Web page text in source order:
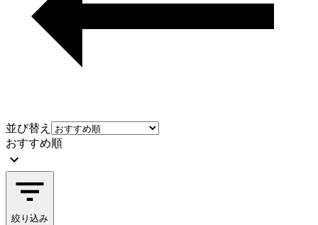
並び替え
おすすめ順
絞り込み